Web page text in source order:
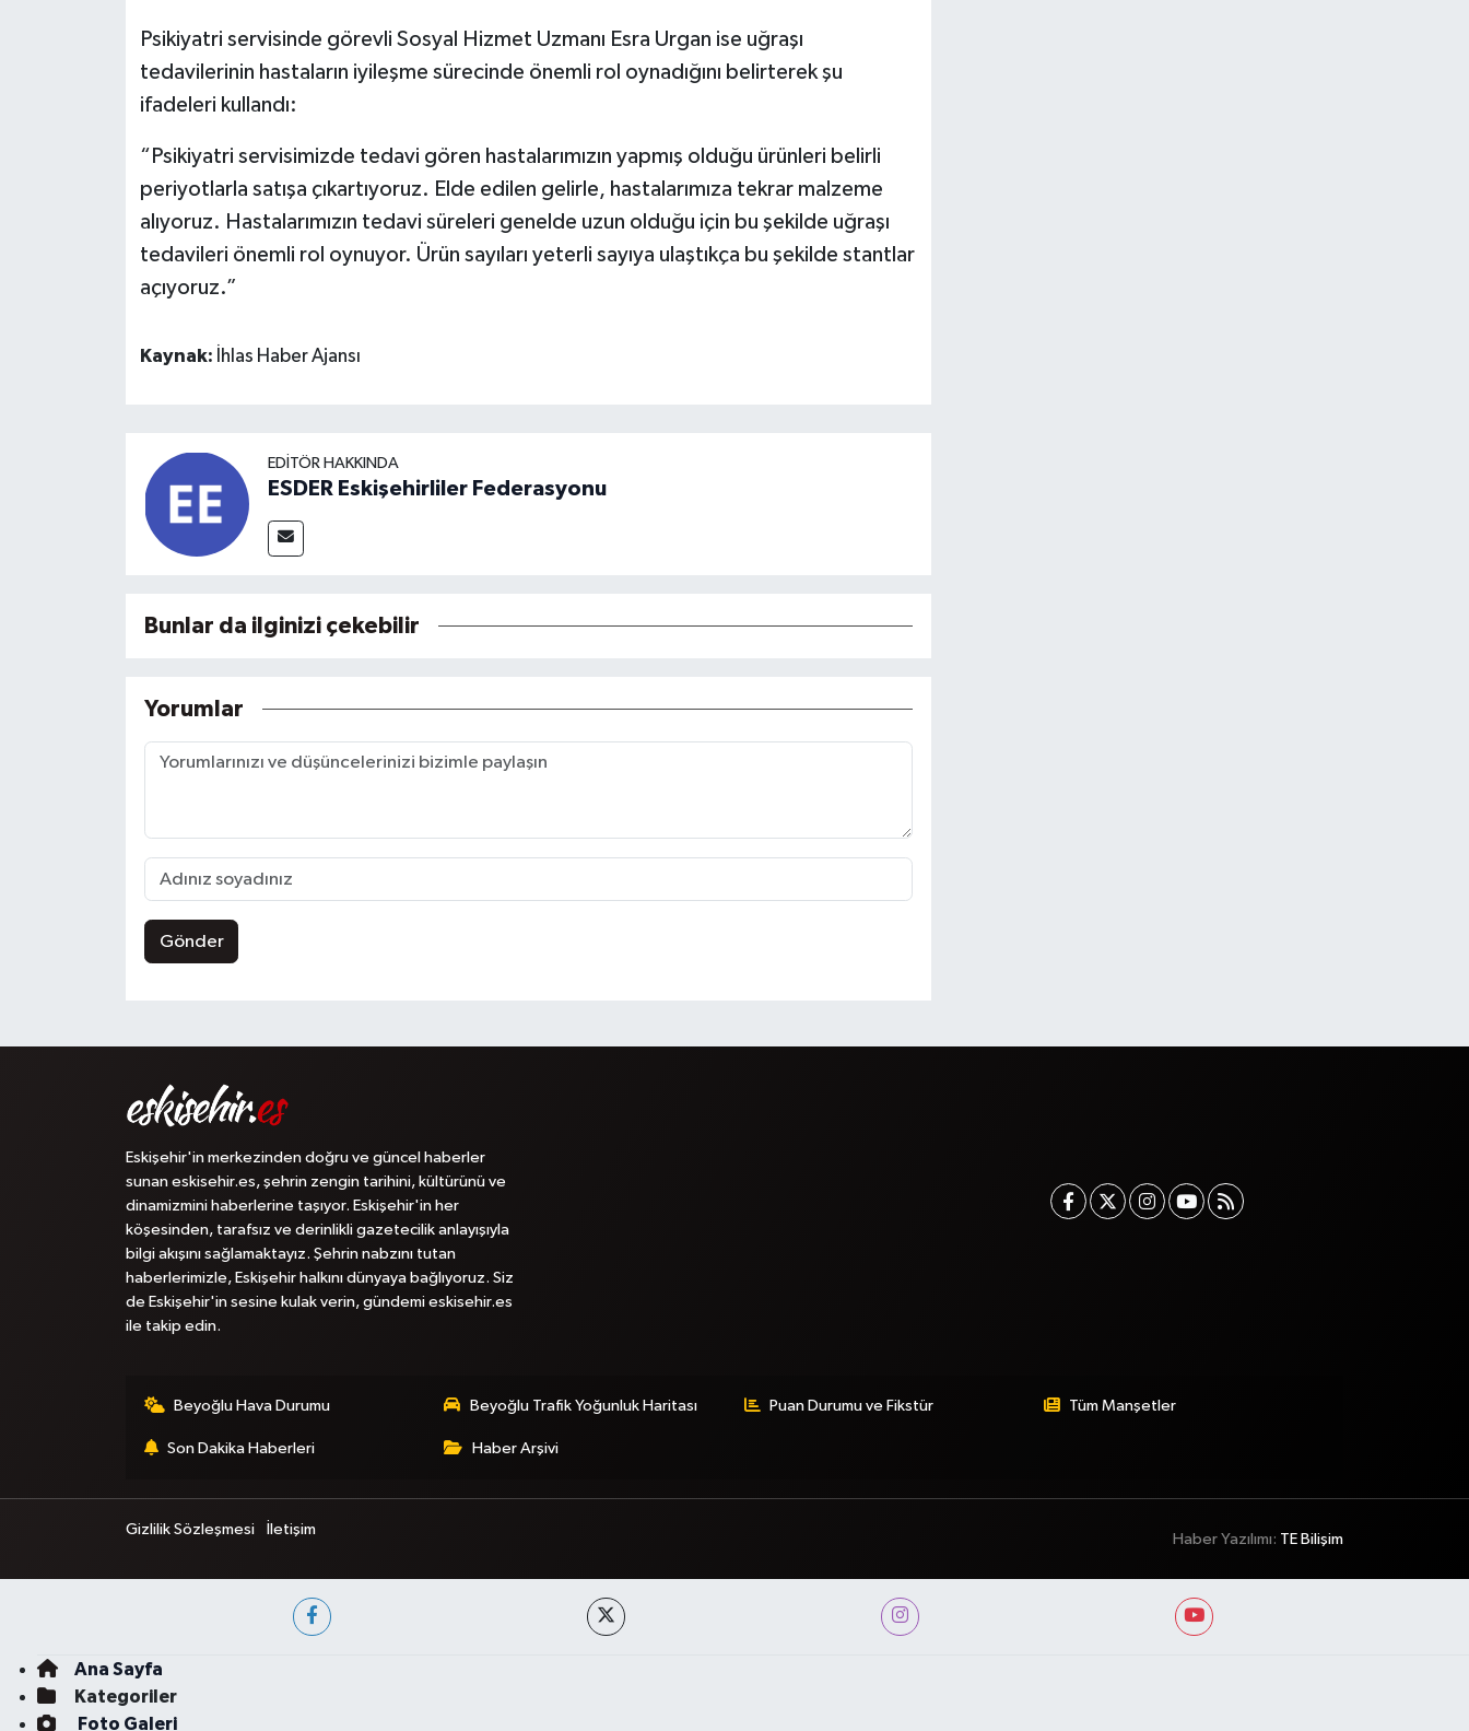
Psikiyatri servisinde görevli Sosyal Hizmet Uzmanı Esra Urgan ise uğraşı
tedavilerinin hastaların iyileşme sürecinde önemli rol oynadığını belirterek şu
ifadeleri kullandı:
“Psikiyatri servisimizde tedavi gören hastalarımızın yapmış olduğu ürünleri belirli
periyotlarla satışa çıkartıyoruz. Elde edilen gelirle, hastalarımıza tekrar malzeme
alıyoruz. Hastalarımızın tedavi süreleri genelde uzun olduğu için bu şekilde uğraşı
tedavileri önemli rol oynuyor. Ürün sayıları yeterli sayıya ulaştıkça bu şekilde stantlar
açıyoruz.”
Kaynak: İhlas Haber Ajansı
EDITÖR HAKKINDA
ESDER Eskişehirliler Federasyonu
Bunlar da ilginizi çekebilir
Yorumlar
Gönder
Eskişehir'in merkezinden doğru ve güncel haberler
sunan eskisehir.es, şehrin zengin tarihini, kültürünü ve
dinamizmini haberlerine taşıyor. Eskişehir'in her
köşesinden, tarafsız ve derinlikli gazetecilik anlayışıyla
bilgi akışını sağlamaktayız. Şehrin nabzını tutan
haberlerimizle, Eskişehir halkını dünyaya bağlıyoruz. Siz
de Eskişehir'in sesine kulak verin, gündemi eskisehir.es
ile takip edin.
Beyoğlu Hava Durumu Beyoğlu Trafik Yoğunluk Haritası Puan Durumu ve Fikstür Tüm Manşetler
Son Dakika Haberleri Haber Arşivi
Gizlilik Sözleşmesi İletişim
Haber Yazılımı: TE Bilişim
Ana Sayfa
Kategoriler
Foto Galeri